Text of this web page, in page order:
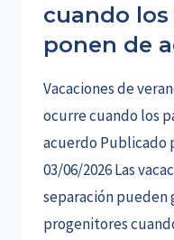
cuando
ponen de
Vacaciones de
ocurre cuando los
acuerdo Publicado
03/06/2026 Las
separación
progenitores